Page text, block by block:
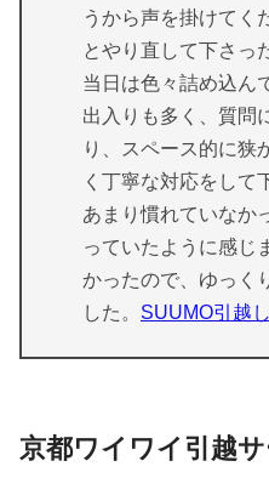
うから声を掛けてく
とやり直して下さっ
当日は色々詰め込ん
出入りも多く、質問
り、スペース的に狭
く丁寧な対応をして
あまり慣れていなか
っていたように感じ
かったので、ゆっく
した。 SUUMO引越し
京都ワイワイ引越